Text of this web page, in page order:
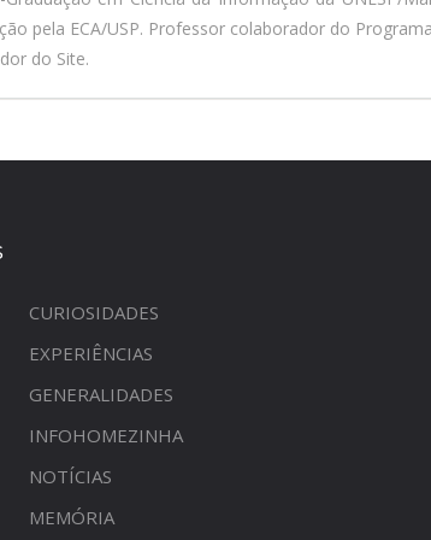
pela ECA/USP. Professor colaborador do
do Site.
CURIOSIDADES
EXPERIÊNCIAS
GENERALIDADES
INFOHOMEZINHA
NOTÍCIAS
MEMÓRIA